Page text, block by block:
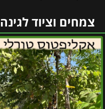
צמחים וציוד לגינה